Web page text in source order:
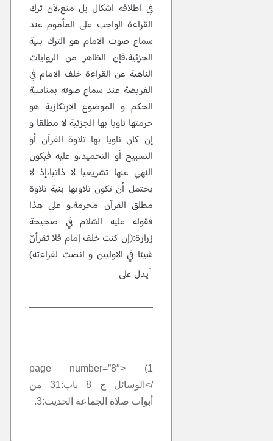
في اطلاقه اشكال بل منع،لأن ترك
القراءة الواجب على المأموم عند
سماع صوت الامام هو الترك بنية
الجزئية،فإن الظاهر من الروايات
الناهية عن القراءة خلف الامام في
الفريضة عند سماع صوته بمناسبة
الحكم و الموضوع الارتكازية هو
حرمتها ناويا بها الجزئية لا مطلقا و
إن كان ناويا بها تلاوة القرآن أو
التسبيح أو التحميد،و عليه فيكون
النهي عنها تشريعيا لا ذاتيا،إذ لا
يحتمل أن تكون تلاوتها بنية تلاوة
مطلق القرآن محرمة.و على هذا
فقوله عليه السّلام في صحيحة
زرارة:(إن كنت خلف إمام فلا تقرأنّ
شيئا في الاوليين و انصت لقراءته)
1يدل على
1) <page number=”8″
/>الوسائل ج 8 باب:31 من
أبواب صلاة الجماعة الحديث:3.